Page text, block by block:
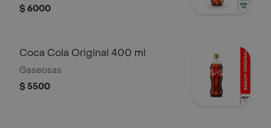
$ 6000
Coca Cola Original 400 ml
Gaseosas
$ 5500